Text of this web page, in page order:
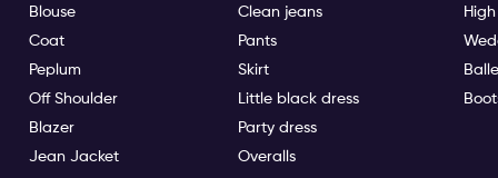
Blouse Clean jeans
Coat
Pants
Peplum
Skirt
Off Shoulder
Little black dress
Blazer
Party dress
Jean Jacket
Overalls